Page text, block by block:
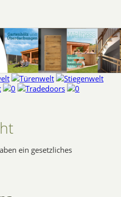
ein gesetzliches